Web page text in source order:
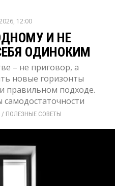
12:00
И НЕ
ОДИНОКИМ
– не приговор, а
новые горизонты
правильном подходе.
/ ПОЛЕЗНЫЕ СОВЕТЫ